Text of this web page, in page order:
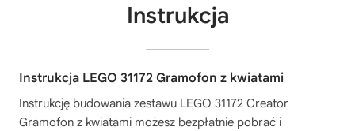
Instrukcja
Instrukcja LEGO 31172 Gramofon z kwiatami
Instrukcję budowania zestawu LEGO 31172 Creator
Gramofon z kwiatami możesz bezpłatnie pobrać i